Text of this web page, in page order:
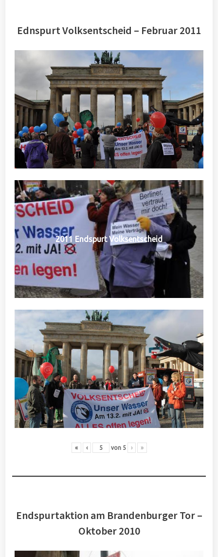
Ednspurt Volksentscheid – Februar 2011
2011 Endspurt Volksentscheid
« ‹ von 5 › »
Endspurtaktion am Brandenburger Tor –
Oktober 2010